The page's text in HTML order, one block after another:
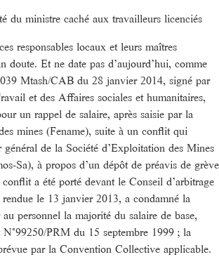
du ministre caché aux travailleurs licenciés
responsables locaux et leurs maîtres
doute. Et ne date pas d’aujourd’hui, comme
Mtash/CAB du 28 janvier 2014, signé par
et des Affaires sociales et humanitaires,
un rappel de salaire, après saisie par la
mines (Fename), suite à un conflit qui
général de la Société d’Exploitation des Mines
Sa), à propos d’un dépôt de préavis de grève
a été porté devant le Conseil d’arbitrage
le 13 janvier 2013, a condamné la
personnel la majorité du salaire de base,
PRM du 15 septembre 1999 ; la
par la Convention Collective applicable.